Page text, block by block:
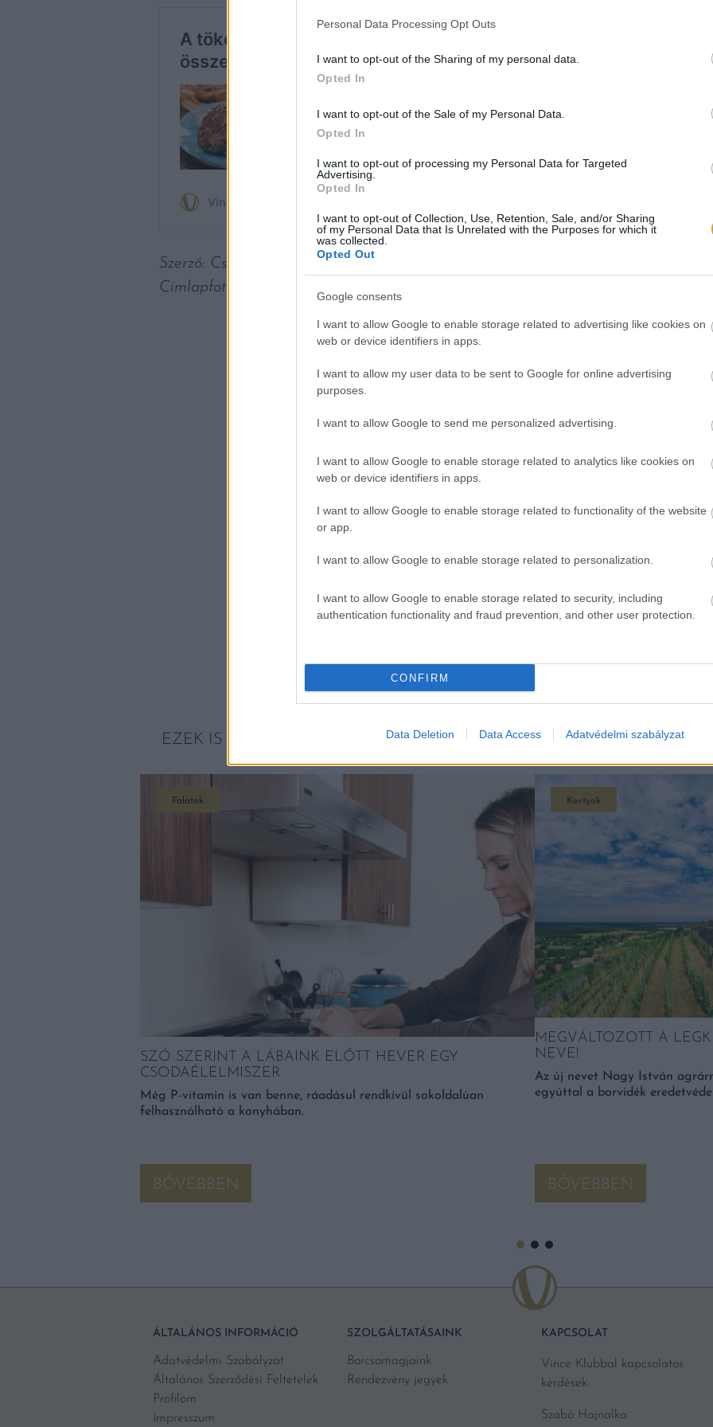
Personal Data Processing Opt Outs
I want to opt-out of the Sharing of my personal data.
Opted In
I want to opt-out of the Sale of my Personal Data.
Opted In
I want to opt-out of processing my Personal Data for Targeted
Advertising.
Opted In
I want to opt-out of Collection, Use, Retention, Sale, and/or Sharing
of my Personal Data that Is Unrelated with the Purposes for which it
was collected.
Opted Out
Google consents
I want to allow Google to enable storage related to advertising like cookies on
web or device identifiers in apps.
I want to allow my user data to be sent to Google for online advertising
purposes.
I want to allow Google to send me personalized advertising.
I want to allow Google to enable storage related to analytics like cookies on
web or device identifiers in apps.
I want to allow Google to enable storage related to functionality of the website
or app.
I want to allow Google to enable storage related to personalization.
I want to allow Google to enable storage related to security, including
authentication functionality and fraud prevention, and other user protection.
CONFIRM
Data Deletion Data Access Adatvédelmi szabályzat
Szerző: Csáka Eszter
Címlapfotó: amirali mirhashemian / Unsplash
EZEK IS ÉRDEKELHETNEK
Falatok
SZÓ SZERINT A LÁBAINK ELŐTT HEVER EGY
CSODAÉLELMISZER
Még P-vitamin is van benne, ráadásul rendkívül sokoldalúan
felhasználható a konyhában.
BŐVEBBEN
Kortyok
MEGVÁLTOZOTT A
NEVE!
Az új nevet Nagy István
egyúttal a borvidék
BŐVEBBEN
ÁLTALÁNOS INFORMÁCIÓ
Adatvédelmi Szabályzat
Általános Szerződési Feltételek
Profilom
Impresszum
SZOLGÁLTATÁSAINK
Borcsomagjaink
Rendezvény jegyek
KAPCSOLAT
Vince Klubbal kapcsolatos
kérdések:
Szabó Hajnalka